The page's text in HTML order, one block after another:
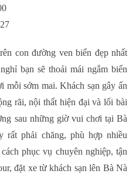
con đường ven biển đẹp nhất
bạn sẽ thoải mái ngắm biển
mỗi sớm mai. Khách sạn gây ấn
rãi, nội thất hiện đại và lối bài
sau những giờ vui chơi tại Bà
phải chăng, phù hợp nhiều
phục vụ chuyên nghiệp, tận
đặt xe từ khách sạn lên Bà Nà